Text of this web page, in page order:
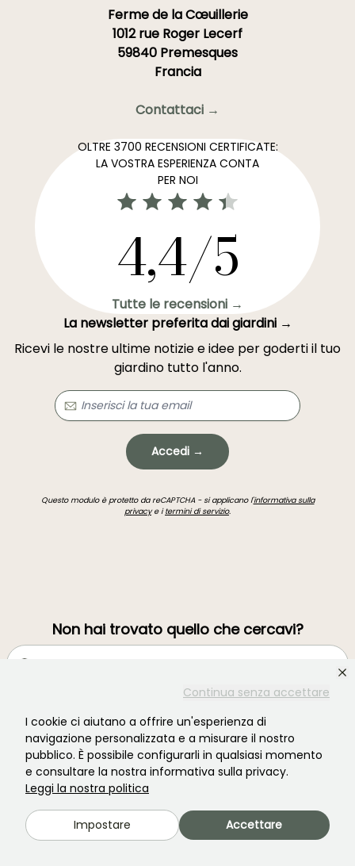
Continua senza accettare
I cookie ci aiutano a offrire un'esperienza di
navigazione personalizzata e a misurare il nostro
pubblico. È possibile configurarli in qualsiasi momento
e consultare la nostra informativa sulla privacy.
Leggi la nostra politica
Impostare Accettare
Ferme de la Cœuillerie
1012 rue Roger Lecerf
59840 Premesques
Francia
Contattaci →
OLTRE 3700 RECENSIONI CERTIFICATE:
LA VOSTRA ESPERIENZA CONTA
PER NOI
4,4/5
Tutte le recensioni →
La newsletter preferita dai giardini →
Ricevi le nostre ultime notizie e idee per goderti il tuo
giardino tutto l'anno.
Accedi →
Questo modulo è protetto da reCAPTCHA - si applicano l'informativa sulla
privacye itermini di servizio.
Non hai trovato quello che cercavi?